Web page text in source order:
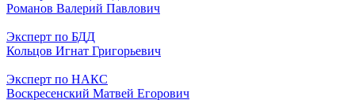
Романов Валерий Павлович
Эксперт по БДД
Кольцов Игнат Григорьевич
Эксперт по НАКС
Воскресенский Матвей Егорович